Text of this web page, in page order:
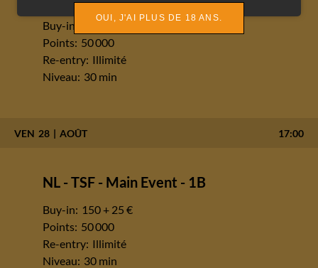
Buy-in:
150 + 25 €
Points: 50 000
Re-entry: Illimité
Niveau: 30 min
VEN 28 AOÛT 17:00
NL - TSF - Main Event - 1B
Buy-in: 150 + 25 €
Points: 50 000
Re-entry: Illimité
Niveau: 30 min
OUI, J'AI PLUS DE 18 ANS.